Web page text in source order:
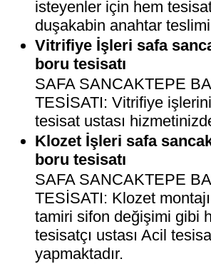
isteyenler için hem
duşakabin anahtar teslimi
Vitrifiye İşleri safa
boru tesisatı
SAFA SANCAKTEPE
TESİSATI: Vitrifiye
tesisat ustası
Klozet İşleri safa
boru tesisatı
SAFA SANCAKTEPE
TESİSATI: Klozet
tamiri sifon değişimi gibi
tesisatçı ustası Acil
yapmaktadır.